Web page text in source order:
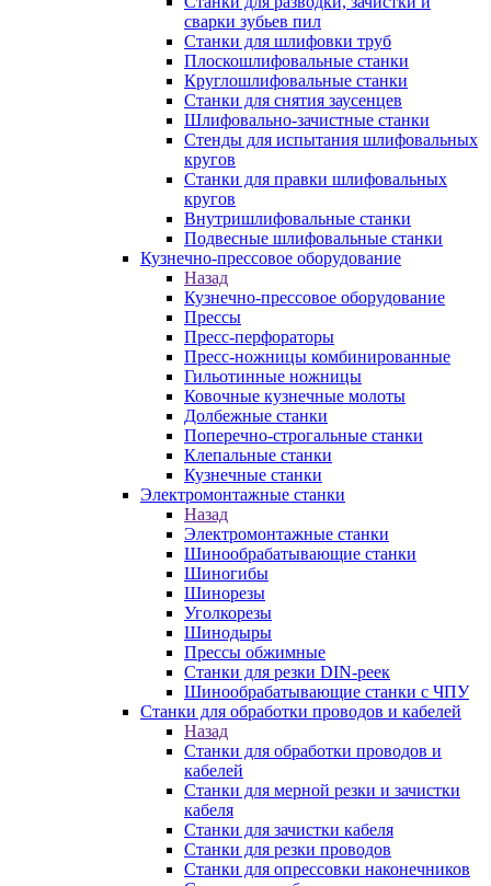
сварки зубьев пил
Станки для шлифовки труб
Плоскошлифовальные станки
Круглошлифовальные станки
Станки для снятия заусенцев
Шлифовально-зачистные станки
Стенды для испытания шлифовальных
кругов
Станки для правки шлифовальных
кругов
Внутришлифовальные станки
Подвесные шлифовальные станки
Кузнечно-прессовое оборудование
Назад
Кузнечно-прессовое оборудование
Прессы
Пресс-перфораторы
Пресс-ножницы комбинированные
Гильотинные ножницы
Ковочные кузнечные молоты
Долбежные станки
Поперечно-строгальные станки
Клепальные станки
Кузнечные станки
Электромонтажные станки
Назад
Электромонтажные станки
Шинообрабатывающие станки
Шиногибы
Шинорезы
Уголкорезы
Шинодыры
Прессы обжимные
Станки для резки DIN-реек
Шинообрабатывающие станки с ЧПУ
Станки для обработки проводов и кабелей
Назад
Станки для обработки проводов и
кабелей
Станки для мерной резки и зачистки
кабеля
Станки для зачистки кабеля
Станки для резки проводов
Станки для опрессовки наконечников